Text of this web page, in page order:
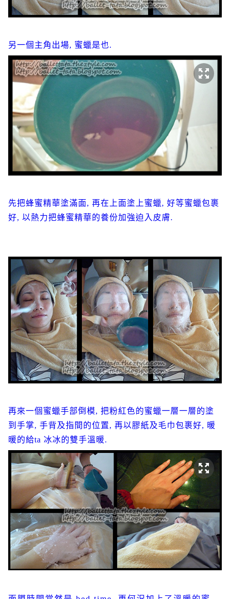
另一個主角出場, 蜜蠟是也.
先把蜂蜜精華塗滿面, 再在上面塗上蜜蠟, 好等蜜蠟包裹
好, 以熱力把蜂蜜精華的養份加強迫入皮膚.
再來一個蜜蠟手部倒模, 把粉紅色的蜜蠟一層一層的塗
到手掌, 手背及指間的位置, 再以膠紙及毛巾包裹好, 暖
暖的給ta 冰冰的雙手溫暖.